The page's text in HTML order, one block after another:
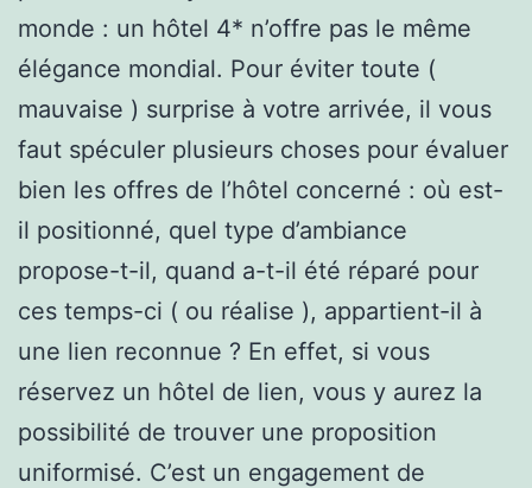
monde : un hôtel 4* n’offre pas le même
élégance mondial. Pour éviter toute (
mauvaise ) surprise à votre arrivée, il vous
faut spéculer plusieurs choses pour évaluer
bien les offres de l’hôtel concerné : où est-
il positionné, quel type d’ambiance
propose-t-il, quand a-t-il été réparé pour
ces temps-ci ( ou réalise ), appartient-il à
une lien reconnue ? En effet, si vous
réservez un hôtel de lien, vous y aurez la
possibilité de trouver une proposition
uniformisé. C’est un engagement de